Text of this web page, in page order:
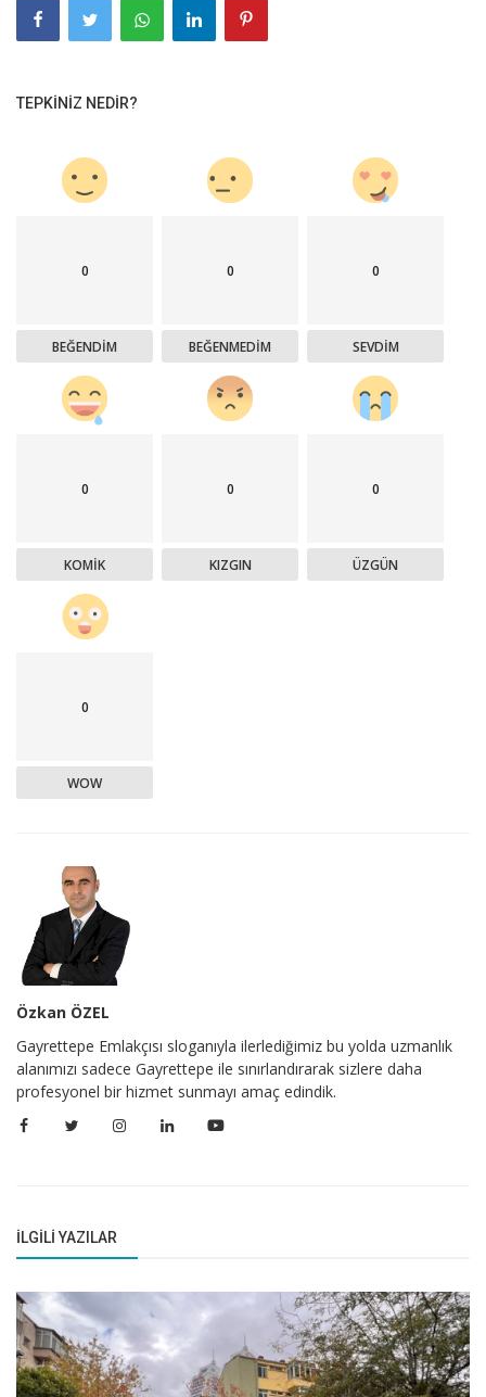
TEPKINIZ NEDIR?
0
BEĞENDIM
0
BEĞENMEDIM
0
SEVDIM
0
KOMIK
0
KIZGIN
0
ÜZGÜN
0
WOW
Özkan ÖZEL
Gayrettepe Emlakçısı sloganıyla ilerlediğimiz bu yolda uzmanlık
alanımızı sadece Gayrettepe ile sınırlandırarak sizlere daha
profesyonel bir hizmet sunmayı amaç edindik.
İLGILI YAZILAR